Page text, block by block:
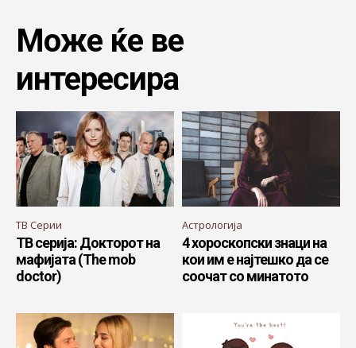
Може ќе ве
интересира
ТВ Серии
ТВ серија: Докторот на
мафијата (The mob
doctor)
Астрологија
4 хороскопски знаци на
кои им е најтешко да се
соочат со минатото